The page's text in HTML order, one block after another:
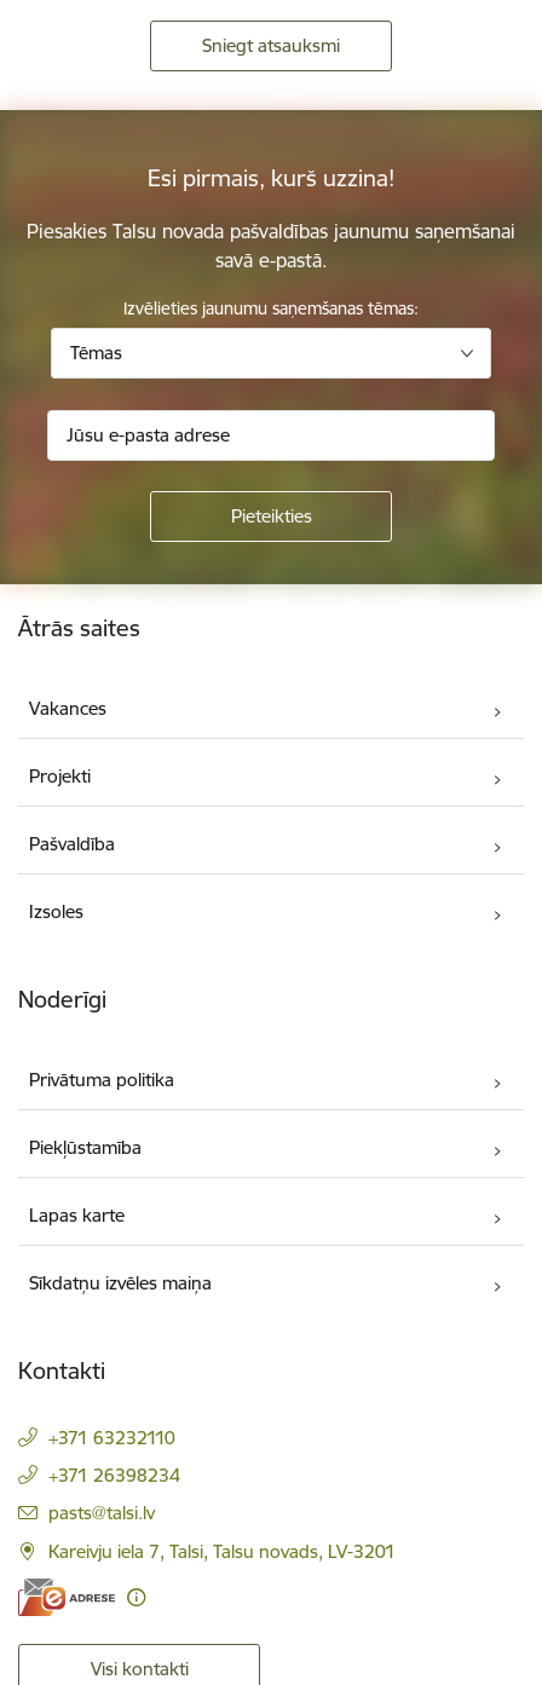
Sniegt atsauksmi
Esi pirmais, kurš uzzina!
Piesakies Talsu novada pašvaldības jaunumu saņemšanai
savā e-pastā.
Izvēlieties jaunumu saņemšanas tēmas:
Tēmas
Kājene
Ātrās saites
Vakances
Projekti
Pašvaldība
Izsoles
Noderīgi
Privātuma politika
Piekļūstamība
Lapas karte
Sīkdatņu izvēles maiņa
Kontakti
+371 63232110
+371 26398234
E-pasts:
pasts@talsi.lv
Kareivju iela 7, Talsi, Talsu novads, LV-3201
Visi kontakti